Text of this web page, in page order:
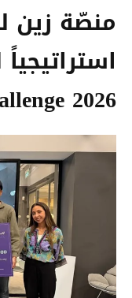
منصّة زين
2026